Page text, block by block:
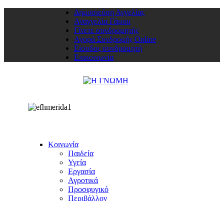
Δημοσιεύση Αγγελίας
Αναγγελία Γάμου
Γίνετε συνδρομητής
Αγορά Συνδρομής Online
Είσοδος συνδρομητή
Επικοινωνία
Κοινωνία
Παιδεία
Υγεία
Εργασία
Αγροτικά
Προσφυγικό
Περιβάλλον